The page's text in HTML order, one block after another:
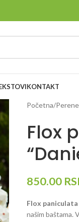
KONTAKT
Početna/
Flox
850.00
Flox
našim baštama.